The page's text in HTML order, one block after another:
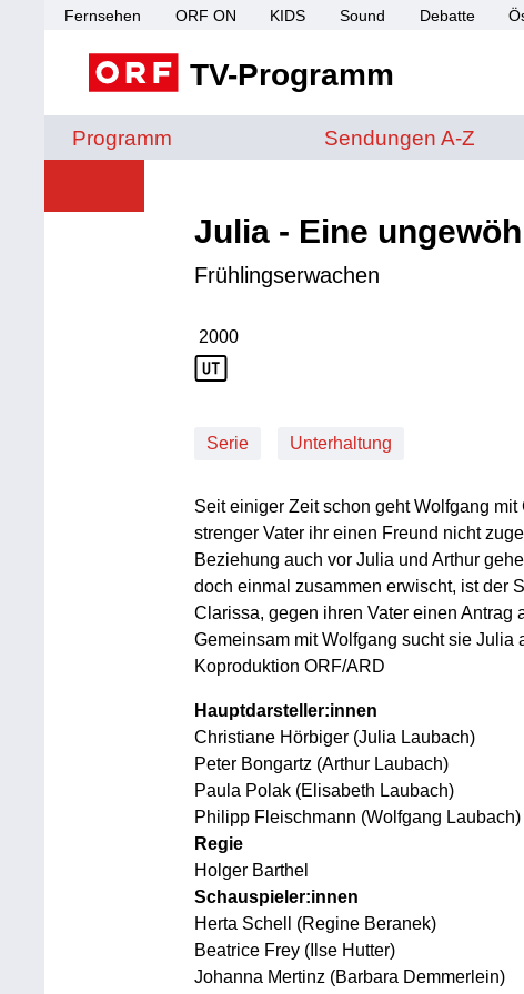
Fernsehen ORF ON KIDS Sound Debatte
TV-Programm
Programm Sendungen von A bis
Sendungen A-Z
Julia - Eine
Frühlingserwachen
Produktionsjahr: 2000
2000
Serie Unterhaltung
Seit einiger Zeit schon geht Wolfgang
strenger Vater ihr einen Freund nicht
Beziehung auch vor Julia und Arthur
doch einmal zusammen erwischt, ist der
Clarissa, gegen ihren Vater einen Antrag
Gemeinsam mit Wolfgang sucht sie Julia
Koproduktion ORF/ARD
Hauptdarsteller:innen
Christiane Hörbiger (Julia Laubach)
Peter Bongartz (Arthur Laubach)
Paula Polak (Elisabeth Laubach)
Philipp Fleischmann (Wolfgang Laubach)
Regie
Holger Barthel
Schauspieler:innen
Herta Schell (Regine Beranek)
Beatrice Frey (Ilse Hutter)
Johanna Mertinz (Barbara Demmerlein)